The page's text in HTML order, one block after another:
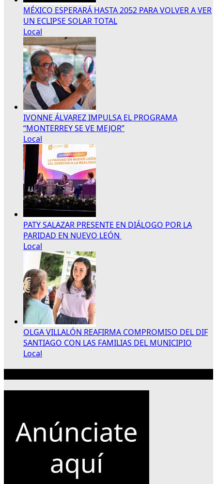
MÉXICO ESPERARÁ HASTA 2052 PARA VOLVER A VER
UN ECLIPSE SOLAR TOTAL
Local
IVONNE ÁLVAREZ IMPULSA EL PROGRAMA
“MONTERREY SE VE MEJOR”
Local
PATY SALAZAR PRESENTE EN DIÁLOGO POR LA
PARIDAD EN NUEVO LEÓN
Local
OLGA VILLALÓN REAFIRMA COMPROMISO DEL DIF
SANTIAGO CON LAS FAMILIAS DEL MUNICIPIO
Local